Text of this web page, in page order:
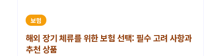
보험
해외 장기 체류를 위한 보험 선택: 필수 고려 사항과
추천 상품